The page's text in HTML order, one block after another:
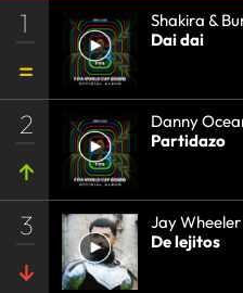
1
Shakira &
Dai dai
2
Danny
Partidazo
3
Jay Wheeler
De lejitos